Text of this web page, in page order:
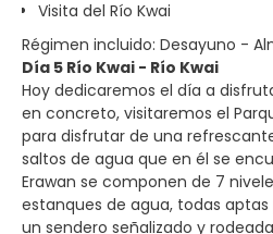
Visita del Río Kwai
Régimen incluido: Desayuno -
Día 5 Río Kwai - Río Kwai
Hoy dedicaremos el día a
en concreto, visitaremos el
para disfrutar de una
saltos de agua que en él se
Erawan se componen de 7
estanques de agua, todas
un sendero señalizado y